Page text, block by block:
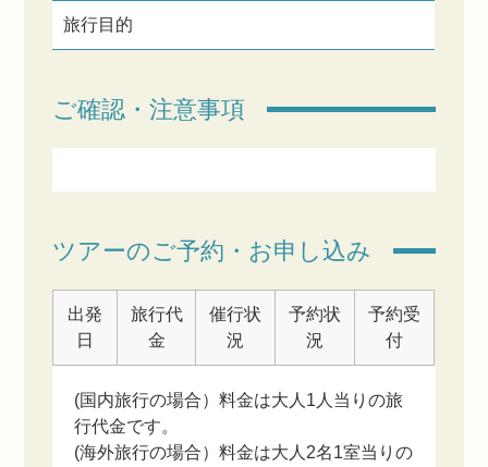
旅行目的
ご確認・注意事項
ツアーのご予約・お申し込み
出発
日
旅行代
金
催行状
況
予約状
況
予約受
付
(国内旅行の場合）料金は大人1人当りの旅
行代金です。
(海外旅行の場合）料金は大人2名1室当りの